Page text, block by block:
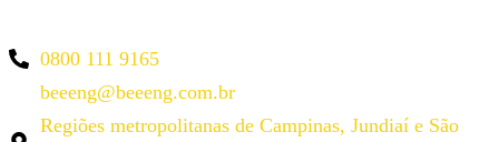
0800 111 9165
beeeng@beeeng.com.br
Regiões metropolitanas de Campinas, Jundiaí e São